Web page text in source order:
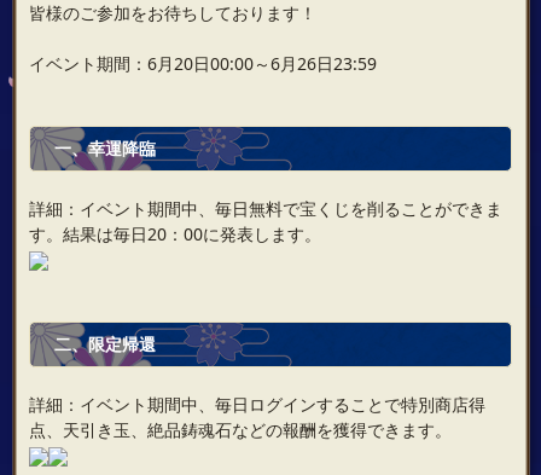
皆様のご参加をお待ちしております！
イベント期間：6月20日00:00～6月26日23:59
一、幸運降臨
詳細：イベント期間中、毎日無料で宝くじを削ることができま
す。結果は毎日20：00に発表します。
二、限定帰還
詳細：イベント期間中、毎日ログインすることで特別商店得
点、天引き玉、絶品鋳魂石などの報酬を獲得できます。